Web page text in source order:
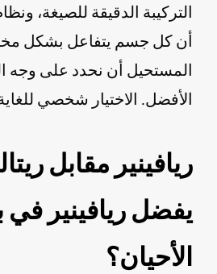
التركيبة الدقيقة للصيغة،
أن كل جسم يتفاعل بشكل
المستحيل أن نحدد على وجه
الأفضل. الاختيار شخصي
ريافينير مقابل
يفضل ريافينير
الأحيان؟